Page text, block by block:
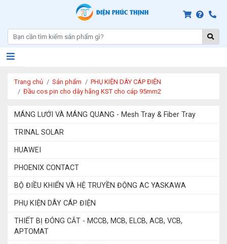
Trang chủ Sản phẩm
PHỤ KIỆN DÂY CÁP ĐIỆN
Đầu cos pin cho dây hãng KST cho cáp 95mm2
MÁNG LƯỚI VÀ MÁNG QUANG - Mesh Tray & Fiber Tray
TRINAL SOLAR
HUAWEI
PHOENIX CONTACT
BỘ ĐIỀU KHIỂN VÀ HỆ TRUYỀN ĐỘNG AC YASKAWA
PHỤ KIỆN DÂY CÁP ĐIỆN
THIẾT BỊ ĐÓNG CẮT - MCCB, MCB, ELCB, ACB, VCB,
APTOMAT